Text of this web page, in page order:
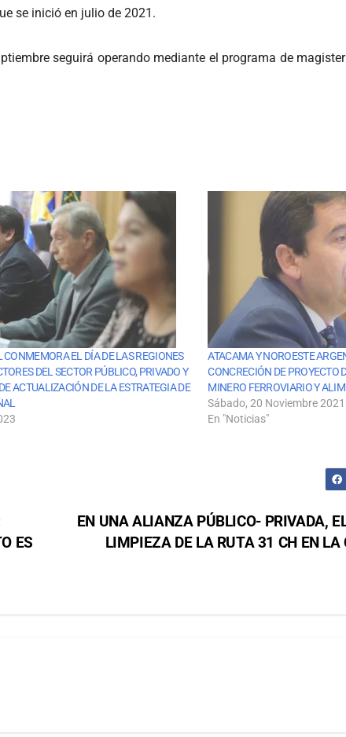
se inició en julio de 2021.
seguirá operando mediante el programa de
EL DÍA DE LAS REGIONES
DEL SECTOR PÚBLICO, PRIVADO Y
ACTUALIZACIÓN DE LA ESTRATEGIA DE
ATACAMA Y NOROESTE
CONCRECIÓN DE PROYECTO
MINERO FERROVIARIO Y
Sábado, 20 Noviembre 2021
En "Noticias"
EN UNA ALIANZA PÚBLICO- PRIVADA,
LIMPIEZA DE LA RUTA 31 CH EN LA
ES